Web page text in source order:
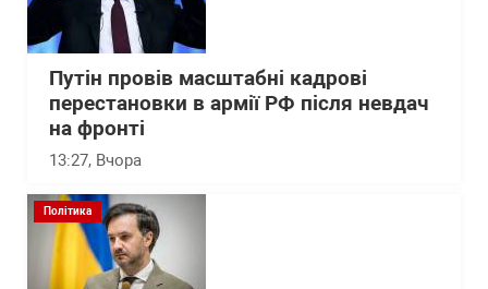
Путін провів масштабні кадрові
перестановки в армії РФ після невдач
на фронті
13:27, Вчора
Політика